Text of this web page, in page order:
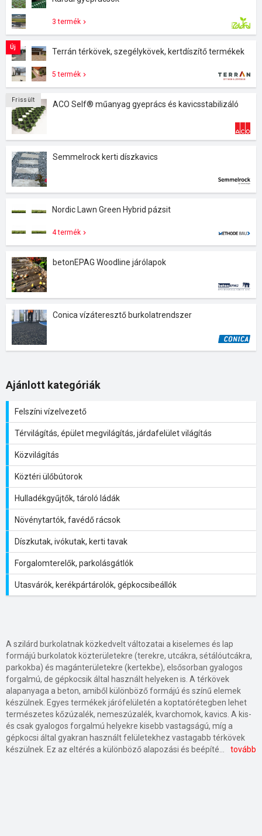
3 termék
Új Terrán térkövek, szegélykövek, kertdíszítő termékek
5 termék
Frissült ACO Self® műanyag gyeprács és kavicsstabilizáló
Semmelrock kerti díszkavics
Nordic Lawn Green Hybrid pázsit
4 termék
betonEPAG Woodline járólapok
Conica vízáteresztő burkolatrendszer
Ajánlott kategóriák
Felszíni vízelvezető
Térvilágítás, épület megvilágítás, járdafelület világítás
Közvilágítás
Köztéri ülőbútorok
Hulladékgyűjtők, tároló ládák
Növénytartók, favédő rácsok
Díszkutak, ivókutak, kerti tavak
Forgalomterelők, parkolásgátlók
Utasvárók, kerékpártárolók, gépkocsibeállók
A szilárd burkolatnak közkedvelt változatai a kiselemes és lap
formájú burkolatok közterületekre (terekre, utcákra, sétálóutcákra,
parkokba) és magánterületekre (kertekbe), elsősorban gyalogos
forgalmú, de gépkocsik által használt helyeken is. A térkövek
alapanyaga a beton, amiből különböző formájú és színű elemek
készülnek. Egyes termékek járófelületén a koptatórétegben lehet
természetes kőzúzalék, nemeszúzalék, kvarchomok, kavics. A kis-
és csak gyalogos forgalmú helyekre kisebb vastagságú, míg a
gépkocsi által gyakran használt felületekhez vastagabb térkövek
tovább